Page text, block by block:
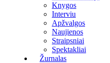
Knygos
Interviu
Apžvalgos
Naujienos
Straipsniai
Spektakliai
Žurnalas